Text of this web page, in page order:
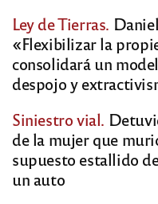
Ley de Tierras.
«Flexibilizar la
consolidará un
despojo y
Siniestro vial.
de la mujer que
supuesto estallido
un auto